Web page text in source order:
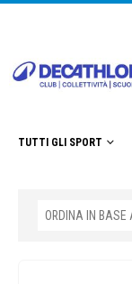
TUTTI GLI SPORT